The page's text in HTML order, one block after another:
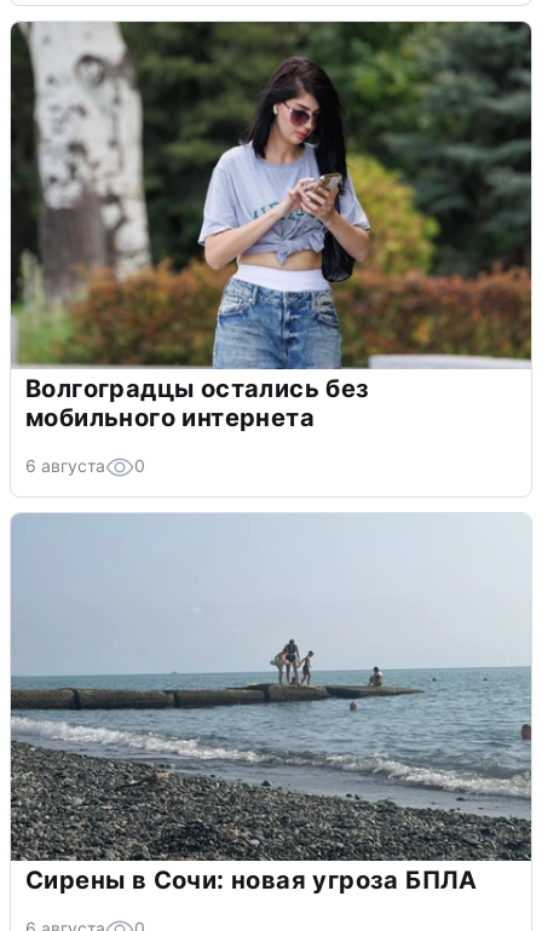
Волгоградцы остались без
мобильного интернета
6 августа 0
Сирены в Сочи: новая угроза БПЛА